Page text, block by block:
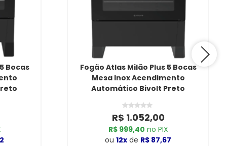
Bocas
Fogão Atlas Milão Plus 5 Bocas
Mesa Inox Acendimento
Automático Bivolt Preto
R$ 1.052,00
R$ 999,40 no PIX
ou 12x de R$ 87,67